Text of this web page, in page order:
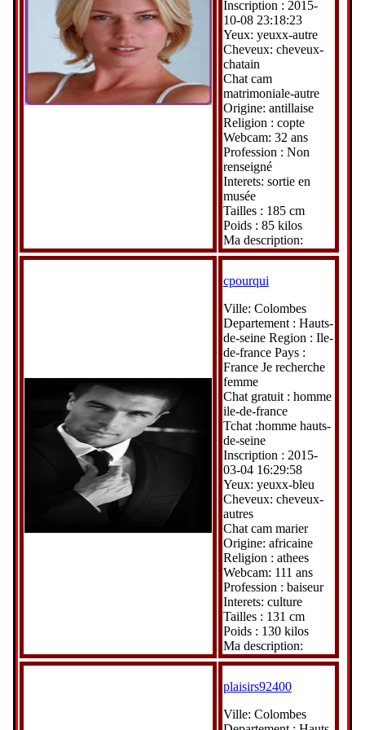
Inscription : 2015-
10-08 23:18:23
Yeux: yeuxx-autre
Cheveux: cheveux-
chatain
Chat cam
matrimoniale-autre
Origine: antillaise
Religion : copte
Webcam: 32 ans
Profession : Non
renseigné
Interets: sortie en
musée
Tailles : 185 cm
Poids : 85 kilos
Ma description:
cpourqui
Ville: Colombes
Departement : Hauts-
de-seine Region : Ile-
de-france Pays :
France Je recherche
femme
Chat gratuit : homme
ile-de-france
Tchat :homme hauts-
de-seine
Inscription : 2015-
03-04 16:29:58
Yeux: yeuxx-bleu
Cheveux: cheveux-
autres
Chat cam marier
Origine: africaine
Religion : athees
Webcam: 111 ans
Profession : baiseur
Interets: culture
Tailles : 131 cm
Poids : 130 kilos
Ma description:
plaisirs92400
Ville: Colombes